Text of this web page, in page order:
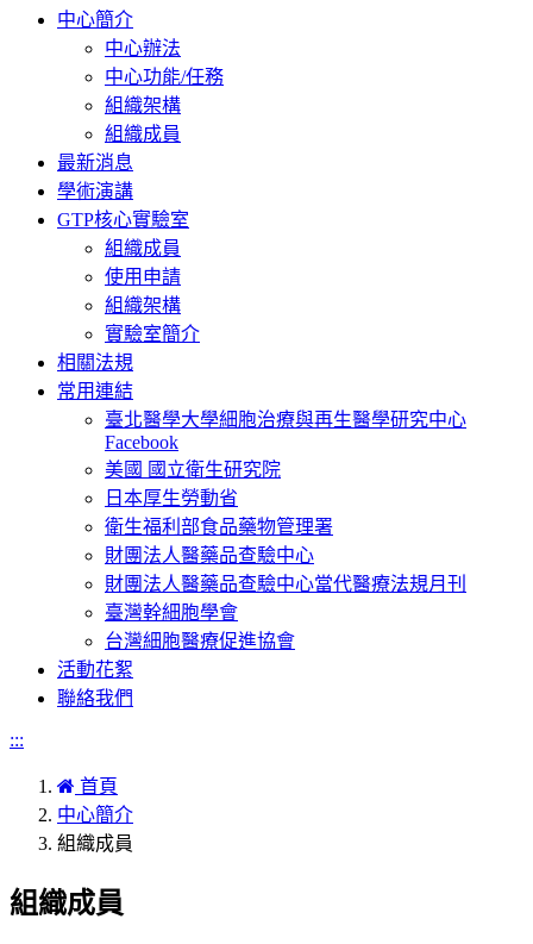
Toggle
navigation
中心簡介
中心辦法
中心功能/任務
組織架構
組織成員
最新消息
學術演講
GTP核心實驗室
組織成員
使用申請
組織架構
實驗室簡介
相關法規
常用連結
臺北醫學大學細胞治療與再生醫學研究中心
Facebook
美國 國立衛生研究院
日本厚生勞動省
衛生福利部食品藥物管理署
財團法人醫藥品查驗中心
財團法人醫藥品查驗中心當代醫療法規月刊
臺灣幹細胞學會
台灣細胞醫療促進協會
活動花絮
聯絡我們
:::
首頁
中心簡介
組織成員
組織成員